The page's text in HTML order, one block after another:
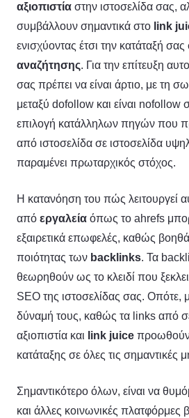
αξιοπιστία στην ιστοσελίδα σας,
συμβάλλουν σημαντικά στο link
ενισχύοντας έτσι την κατάταξή σας
αναζήτησης. Για την επίτευξη
σας πρέπει να είναι άρτιο, με τη
μεταξύ dofollow και είναι
επιλογή κατάλληλων πηγών που
από ιστοσελίδα σε ιστοσελίδα
παραμένει πρωταρχικός στόχος.
Η κατανόηση του πώς λειτουργεί
από εργαλεία όπως το ahrefs
εξαιρετικά επωφελές, καθώς
ποιότητας των backlinks. Τα
θεωρηθούν ως το κλειδί που
SEO της ιστοσελίδας σας. Οπότε,
δύναμή τους, καθώς τα links από
αξιοπιστία και link juice προωθούν
κατάταξης σε όλες τις σημαντικές
Σημαντικότερο όλων, είναι να
και άλλες κοινωνικές